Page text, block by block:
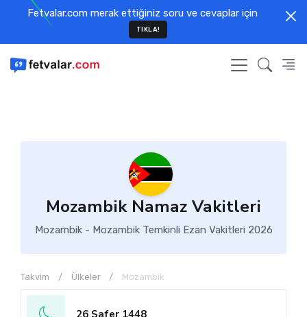
Fetvalar.com merak ettiğiniz soru ve cevaplar için
TIKLA!
Mozambik Namaz Vakitleri
Mozambik - Mozambik Temkinli Ezan Vakitleri 2026
Takvim Ülkeler Mozambik
26 Safer 1448